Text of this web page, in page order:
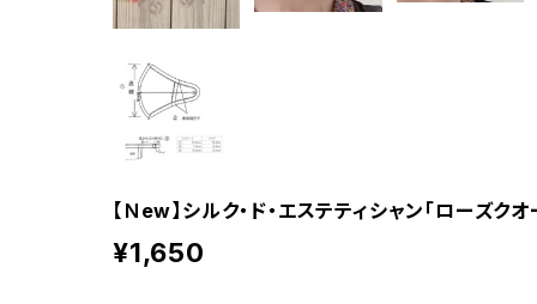
【Ｎew】シルク・ド・エステティシャン「ローズクオ
¥1,650